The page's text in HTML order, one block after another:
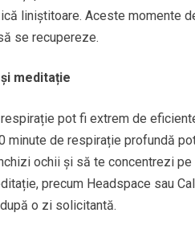
liniștitoare. Aceste momente
se recupereze.
meditație
pot fi extrem de
minute de respirație profundă
ochii și să te concentrezi
precum Headspace sau
o zi solicitantă.